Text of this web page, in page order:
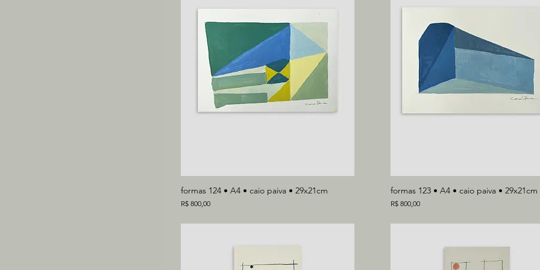
formas 124 • A4 • caio paiva • 29x21cm
Preço
R$ 800,00
formas 123 • A4 • caio paiva • 29x21cm
Preço
R$ 800,00